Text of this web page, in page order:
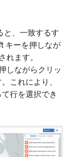
と、一致するす
キーを押しなが
れます。
しながらクリッ
これにより、
行を選択でき